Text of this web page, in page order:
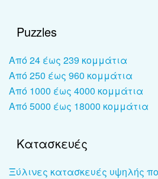
Puzzles
Από 24 έως 239 κομμάτια
Από 250 έως 960 κομμάτια
Από 1000 έως 4000 κομμάτια
Από 5000 έως 18000 κομμάτια
Κατασκευές
Ξύλινες κατασκευές υψηλής